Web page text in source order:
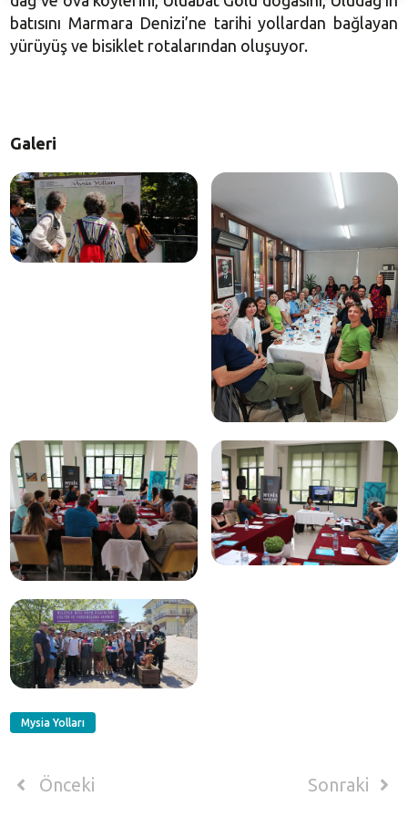
batısını Marmara Denizi’ne tarihi yollardan bağlayan
yürüyüş ve bisiklet rotalarından oluşuyor.
Galeri
Mysia Yolları
Önceki Sonraki